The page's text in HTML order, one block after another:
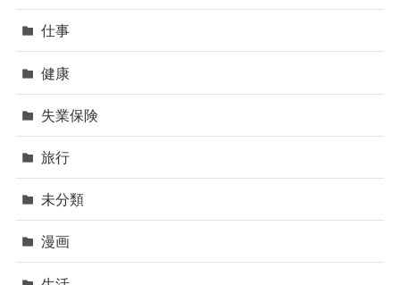
仕事
健康
失業保険
旅行
未分類
漫画